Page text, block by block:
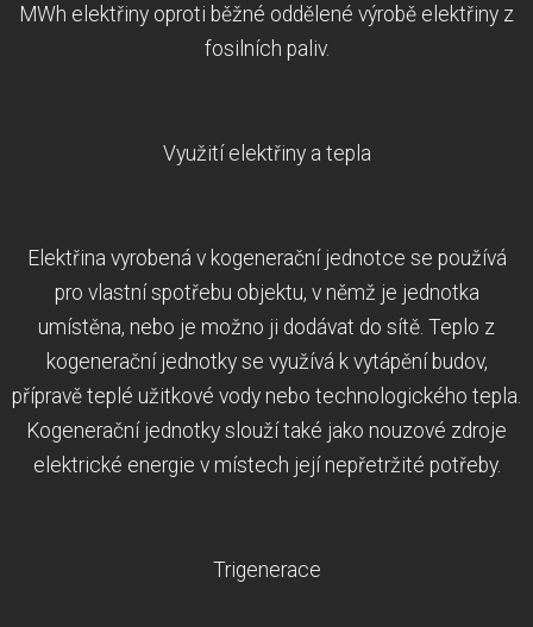
MWh elektřiny oproti běžné oddělené výrobě elektřiny z
fosilních paliv.
Využití elektřiny a tepla
Elektřina vyrobená v kogenerační jednotce se používá
pro vlastní spotřebu objektu, v němž je jednotka
umístěna, nebo je možno ji dodávat do sítě. Teplo z
kogenerační jednotky se využívá k vytápění budov,
přípravě teplé užitkové vody nebo technologického tepla.
Kogenerační jednotky slouží také jako nouzové zdroje
elektrické energie v místech její nepřetržité potřeby.
Trigenerace